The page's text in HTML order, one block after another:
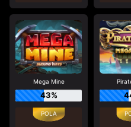
Mega Mine
43%